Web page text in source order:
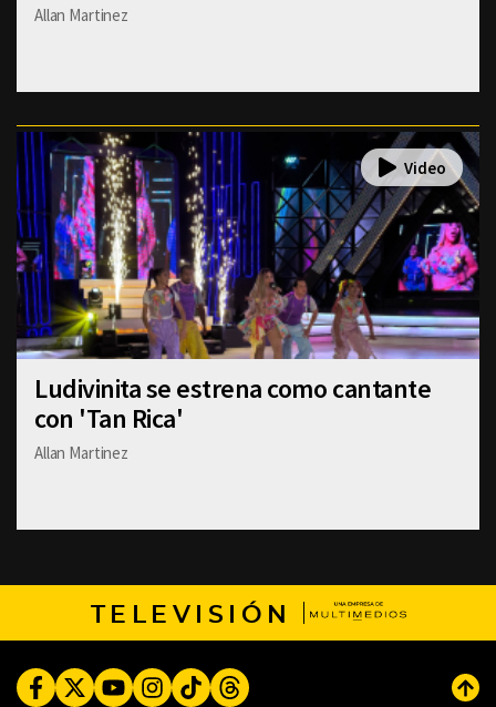
Allan Martinez
Ludivinita se estrena como cantante
con 'Tan Rica'
Allan Martinez
TELEVISIÓN
FacebookTwitterYoutubeInstagram
TikTokThreads